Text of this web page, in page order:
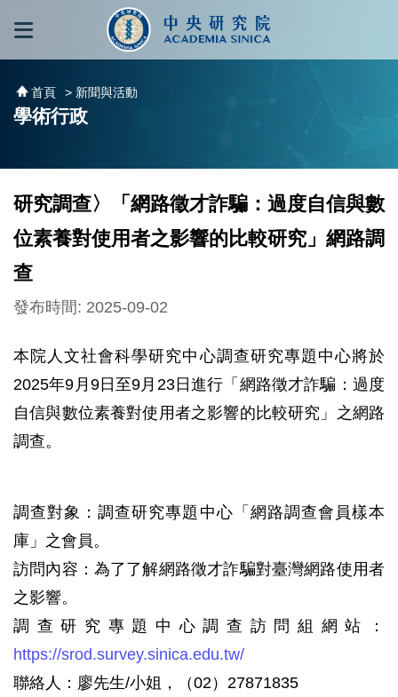
跳到主要內容區塊
首頁 > 新聞與活動
學術行政
研究調查〉「網路徵才詐騙：過度自信與數
位素養對使用者之影響的比較研究」網路調
查
發布時間: 2025-09-02
本院人文社會科學研究中心調查研究專題中心將於
2025年9月9日至9月23日進行「網路徵才詐騙：過度
自信與數位素養對使用者之影響的比較研究」之網路
調查。
調查對象：調查研究專題中心「網路調查會員樣本
庫」之會員。
訪問內容：為了了解網路徵才詐騙對臺灣網路使用者
之影響。
調查研究專題中心調查訪問組網站：
https://srod.survey.sinica.edu.tw/
聯絡人：廖先生/小姐，（02）27871835